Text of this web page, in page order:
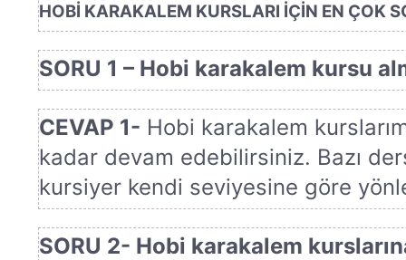
HOBİ KARAKALEM KURSLARI İÇİN EN ÇOK
SORU 1 – Hobi karakalem kursu
CEVAP 1- Hobi karakalem
kadar devam edebilirsiniz. Bazı
kursiyer kendi seviyesine göre
SORU 2- Hobi karakalem